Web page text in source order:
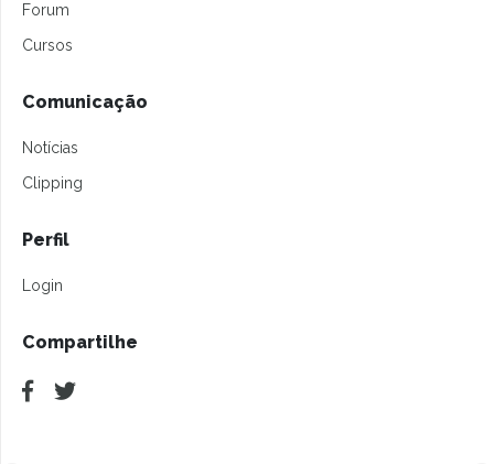
Forum
Cursos
Comunicação
Notícias
Clipping
Perfil
Login
Compartilhe